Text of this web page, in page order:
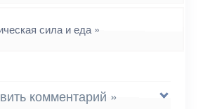
сила и еда »
комментарий »